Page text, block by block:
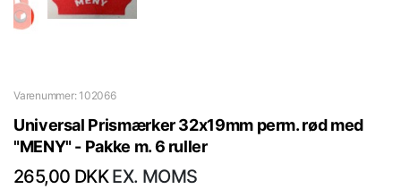
Varenummer: 102066
Universal Prismærker 32x19mm perm. rød med
"MENY" - Pakke m. 6 ruller
265,00 DKK EX. MOMS